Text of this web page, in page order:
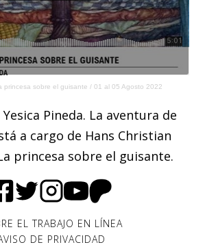
princesa sobre el guisante / 01 al 05 Agosto 2022
Pineda. La aventura de
a cargo de Hans Christian
princesa sobre el guisante.
EL TRABAJO EN LÍNEA
DE PRIVACIDAD